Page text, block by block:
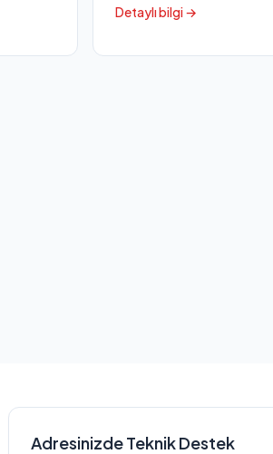
Detaylı bilgi →
Adresinizde Teknik Destek